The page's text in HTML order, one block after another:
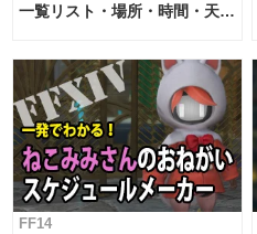
一覧リスト・場所・時間・天
FF14